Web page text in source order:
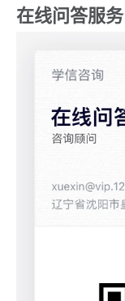
在线问答服务